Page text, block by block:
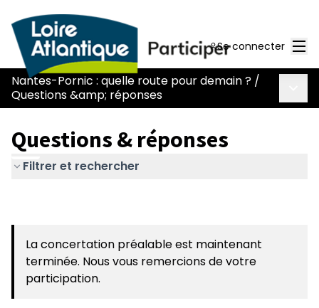
Se connecter
Nantes-Pornic : quelle route pour demain ? /
Questions &amp; réponses
Questions & réponses
Filtrer et rechercher
La concertation préalable est maintenant
terminée. Nous vous remercions de votre
participation.